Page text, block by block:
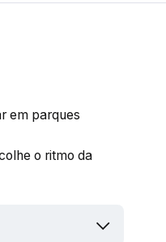
em parques
o ritmo da